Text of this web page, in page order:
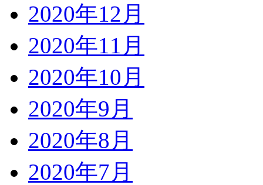
2020年12月
2020年11月
2020年10月
2020年9月
2020年8月
2020年7月